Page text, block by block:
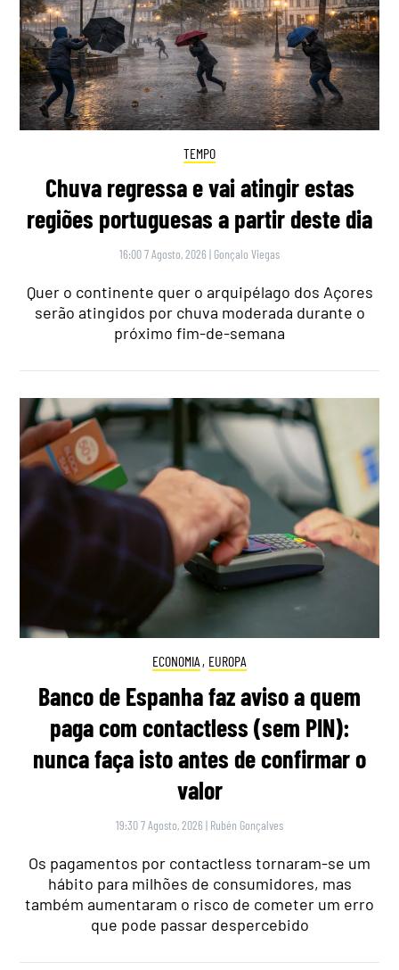
TEMPO
Chuva regressa e vai atingir estas
regiões portuguesas a partir deste dia
16:00 7 Agosto, 2026 | Gonçalo Viegas
Quer o continente quer o arquipélago dos Açores
serão atingidos por chuva moderada durante o
próximo fim-de-semana
ECONOMIA , EUROPA
Banco de Espanha faz aviso a quem
paga com contactless (sem PIN):
nunca faça isto antes de confirmar o
valor
19:30 7 Agosto, 2026 | Rubén Gonçalves
Os pagamentos por contactless tornaram-se um
hábito para milhões de consumidores, mas
também aumentaram o risco de cometer um erro
que pode passar despercebido